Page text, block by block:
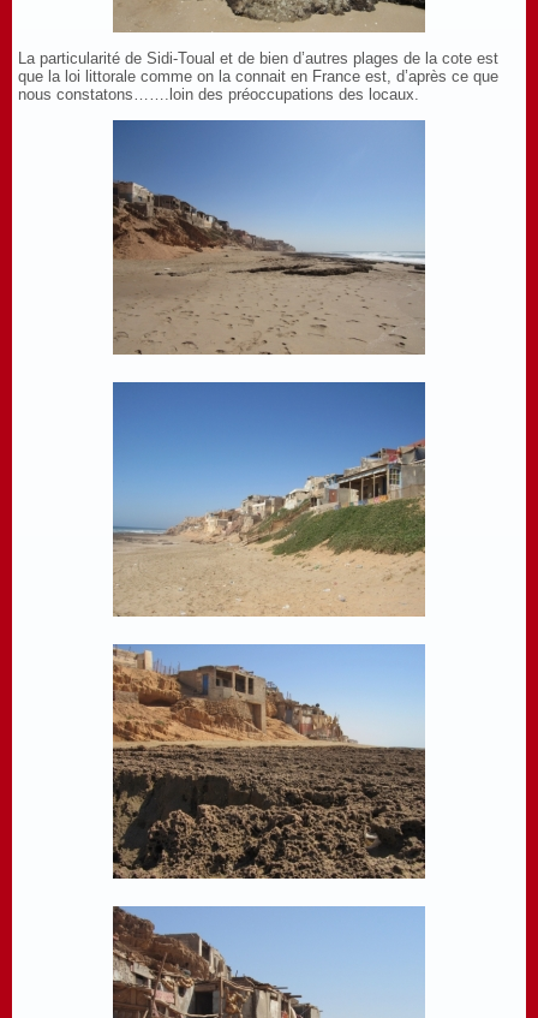
La particularité de Sidi-Toual et de bien d’autres plages de la cote est
que la loi littorale comme on la connait en France est, d’après ce que
nous constatons…….loin des préoccupations des locaux.